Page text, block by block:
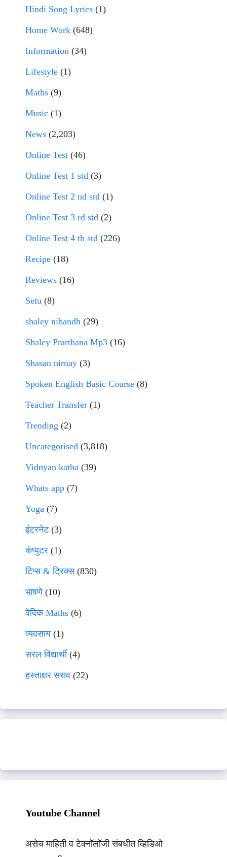
Hindi Song Lyrics (1)
Home Work (648)
Information (34)
Lifestyle (1)
Maths (9)
Music (1)
News (2,203)
Online Test (46)
Online Test 1 std (3)
Online Test 2 nd std (1)
Online Test 3 rd std (2)
Online Test 4 th std (226)
Recipe (18)
Reviews (16)
Setu (8)
shaley nibandh (29)
Shaley Prarthana Mp3 (16)
Shasan nirnay (3)
Spoken English Basic Course (8)
Teacher Transfer (1)
Trending (2)
Uncategorised (3,818)
Vidnyan katha (39)
Whats app (7)
Yoga (7)
इंटरनेट(3)
कंप्युटर (1)
टिप्स & ट्रिक्स(830)
भाषणे(10)
वेदिक Maths (6)
व्यवसाय(1)
सरल विद्यार्थी(4)
हस्ताक्षर सराव (22)
Youtube Channel
असेच माहिती व टेक्नॉलॉजी संबधीत व्हिडिओ